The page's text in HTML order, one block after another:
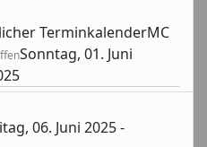
TerminkalenderMC
Sonntag, 01. Juni
06. Juni 2025 -